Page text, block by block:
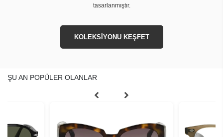
tasarlanmıştır.
KOLEKSİYONU KEŞFET
ŞU AN POPÜLER OLANLAR